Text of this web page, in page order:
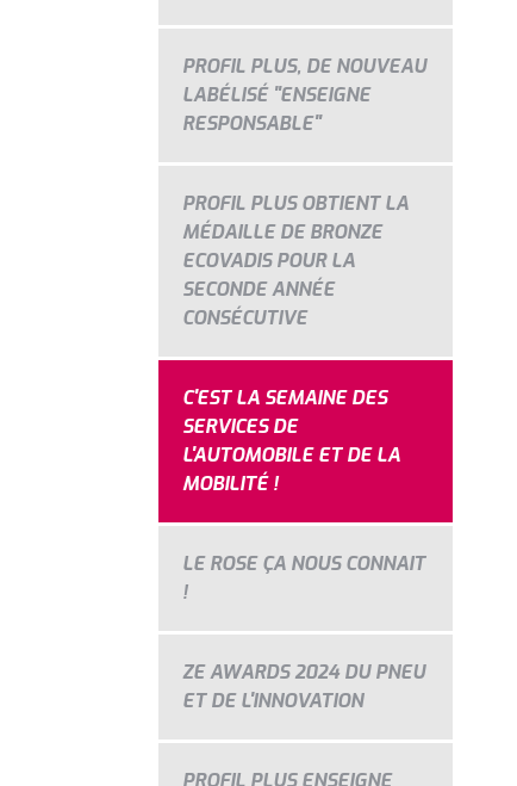
PROFIL PLUS, DE NOUVEAU
LABÉLISÉ "ENSEIGNE
RESPONSABLE"
PROFIL PLUS OBTIENT LA
MÉDAILLE DE BRONZE
ECOVADIS POUR LA
SECONDE ANNÉE
CONSÉCUTIVE
C'EST LA SEMAINE DES
SERVICES DE
L'AUTOMOBILE ET DE LA
MOBILITÉ !
LE ROSE ÇA NOUS CONNAIT
!
ZE AWARDS 2024 DU PNEU
ET DE L'INNOVATION
PROFIL PLUS ENSEIGNE